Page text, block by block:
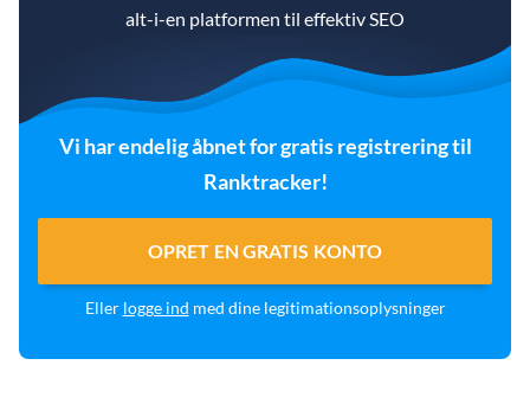
alt-i-en platformen til effektiv SEO
Vi har endelig åbnet for gratis registrering til
Ranktracker!
OPRET EN GRATIS KONTO
Eller logge ind med dine legitimationsoplysninger